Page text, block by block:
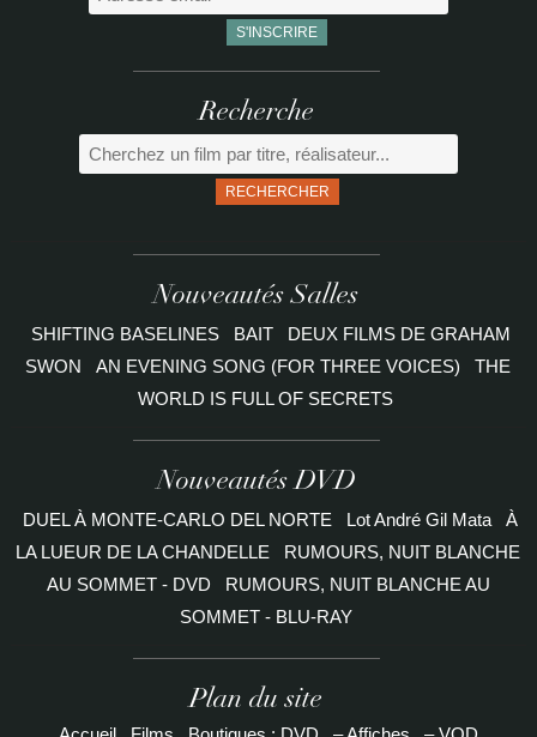
Recherche
RECHERCHER
Nouveautés Salles
SHIFTING BASELINES BAIT
DEUX FILMS DE GRAHAM
SWON
AN EVENING SONG (FOR THREE VOICES)
THE
WORLD IS FULL OF SECRETS
Nouveautés DVD
DUEL À MONTE-CARLO DEL NORTE Lot André Gil Mata
À
LA LUEUR DE LA CHANDELLE
RUMOURS, NUIT BLANCHE
AU SOMMET - DVD
RUMOURS, NUIT BLANCHE AU
SOMMET - BLU-RAY
Plan du site